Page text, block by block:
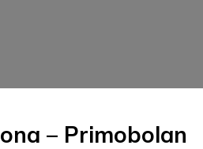
– Primobolan